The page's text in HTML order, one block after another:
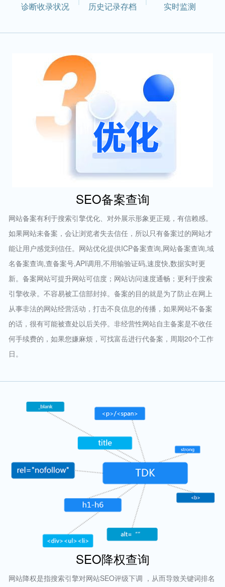
诊断收录状况 历史记录存档 实时监测
SEO备案查询
网站备案有利于搜索引擎优化、对外展示形象更正规，有信赖感。
如果网站未备案，会让浏览者失去信任，所以只有备案过的网站才
能让用户感觉到信任。网站优化提供ICP备案查询,网站备案查询,域
名备案查询,查备案号,API调用,不用输验证码,速度快,数据实时更
新。备案网站可提升网站可信度；网站访问速度通畅；更利于搜索
引擎收录。不容易被工信部封掉。备案的目的就是为了防止在网上
从事非法的网站经营活动，打击不良信息的传播，如果网站不备案
的话，很有可能被查处以后关停。非经营性网站自主备案是不收任
何手续费的，如果您嫌麻烦，可找富岳进行代备案，周期20个工作
日。
SEO降权查询
网站降权是指搜索引擎对网站SEO评级下调 ，从而导致关键词排名